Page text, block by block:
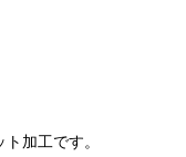
加工です。